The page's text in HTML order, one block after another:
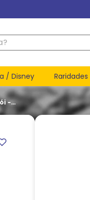
/ Disney Raridades
-
#